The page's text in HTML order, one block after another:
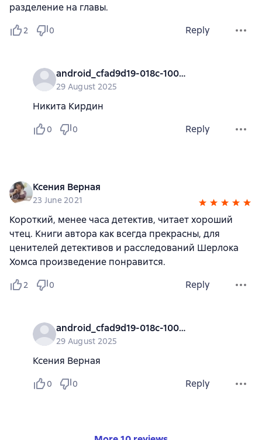
разделение на главы.
2 0 Reply
android_cfad9d19-018c-1000-0000-000000000000
29 August 2025
Никита Кирдин
0 0 Reply
Ксения Верная
23 June 2021
Короткий, менее часа детектив, читает хороший
чтец. Книги автора как всегда прекрасны, для
ценителей детективов и расследований Шерлока
Хомса произведение понравится.
2 0 Reply
android_cfad9d19-018c-1000-0000-000000000000
29 August 2025
Ксения Верная
0 0 Reply